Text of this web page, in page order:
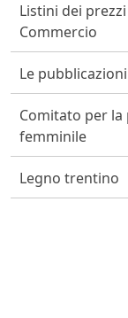
Listini dei
Commercio
Le
Comitato per
femminile
Legno trentino